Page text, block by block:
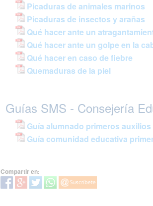
Picaduras de animales marinos
Picaduras de insectos y arañas
Qué hacer ante un
Qué hacer ante un golpe en la
Qué hacer en caso de fiebre
Quemaduras de la piel
Guías SMS - Consejería
Guía alumnado primeros auxilios
Guía comunidad educativa
Compartir en: